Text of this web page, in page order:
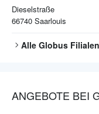
Dieselstraße
66740 Saarlouis
Alle Globus Filialen
ANGEBOTE BEI